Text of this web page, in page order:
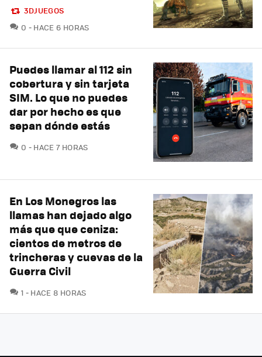
3DJUEGOS
0 COMENTARIOS
HACE 6 HORAS
Puedes llamar al 112 sin
cobertura y sin tarjeta
SIM. Lo que no puedes
dar por hecho es que
sepan dónde estás
0 COMENTARIOS
HACE 7 HORAS
En Los Monegros las
llamas han dejado algo
más que que ceniza:
cientos de metros de
trincheras y cuevas de la
Guerra Civil
1 COMENTARIOS
HACE 8 HORAS